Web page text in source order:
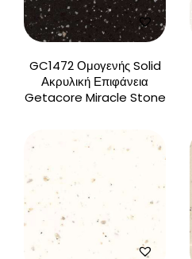
GC1472 Ομογενής Solid
Ακρυλική Επιφάνεια
Getacore Miracle Stone